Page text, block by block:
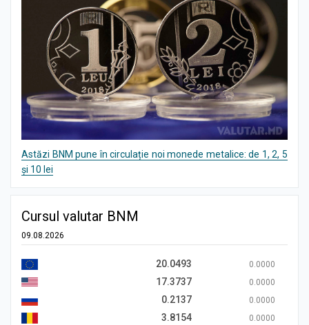
Astăzi BNM pune în circulație noi monede metalice: de 1, 2, 5
și 10 lei
Cursul valutar BNM
09.08.2026
20.0493 0.0000
17.3737 0.0000
0.2137 0.0000
3.8154 0.0000